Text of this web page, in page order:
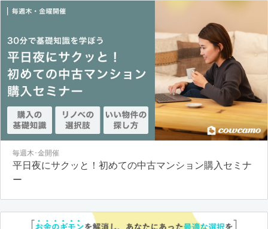
毎週木･金開催
平日夜にサクッと！初めての中古マンション購入セミナ
ー